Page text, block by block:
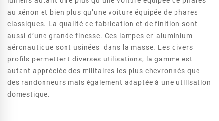
au xénon et bien plus qu’une voiture équipée de phares
classiques. La qualité de fabrication et de finition sont
aussi d’une grande finesse. Ces lampes en aluminium
aéronautique sont usinées dans la masse. Les divers
profils permettent diverses utilisations, la gamme est
autant appréciée des militaires les plus chevronnés que
des randonneurs mais également adaptée à une utilisation
domestique.